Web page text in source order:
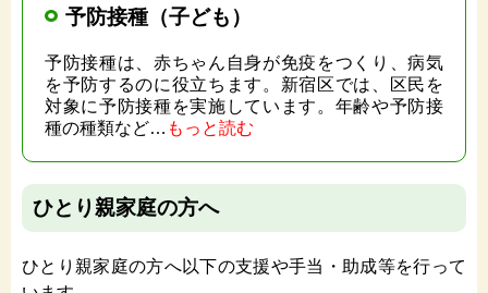
予防接種（子ども）
予防接種は、赤ちゃん自身が免疫をつくり、病気
を予防するのに役立ちます。新宿区では、区民を
対象に予防接種を実施しています。年齢や予防接
種の種類など… もっと読む
ひとり親家庭の方へ
ひとり親家庭の方へ以下の支援や手当・助成等を行って